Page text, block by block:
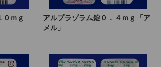
０ｍｇ
アルプラゾラム錠０．４ｍｇ「ア
メル」